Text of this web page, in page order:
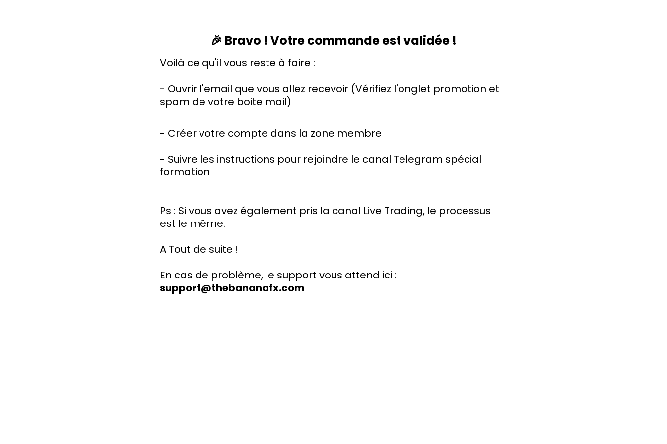
🎉 Bravo ! Votre commande est validée !
Voilà ce qu'il vous reste à faire :
- Ouvrir l'email que vous allez recevoir (Vérifiez l'onglet promotion et
spam de votre boite mail)
- Créer votre compte dans la zone membre
- Suivre les instructions pour rejoindre le canal Telegram spécial
formation
Ps : Si vous avez également pris la canal Live Trading, le processus
est le même.
A Tout de suite !
En cas de problème, le support vous attend ici :
support@thebananafx.com